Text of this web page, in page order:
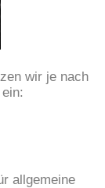
wir je nach
allgemeine